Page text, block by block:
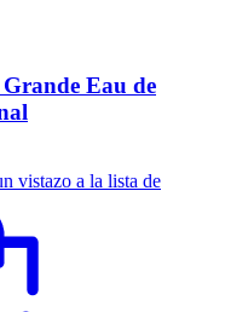
Eau de
vistazo a la lista de